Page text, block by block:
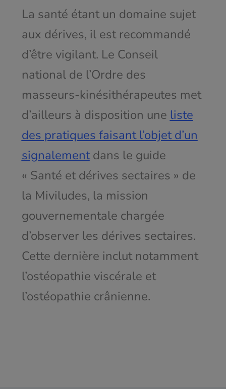
La santé étant un domaine sujet
aux dérives, il est recommandé
d’être vigilant. Le Conseil
national de l’Ordre des
masseurs-kinésithérapeutes met
d’ailleurs à disposition une liste
des pratiques faisant l’objet d’un
signalementdans le guide
« Santé et dérives sectaires » de
la Miviludes, la mission
gouvernementale chargée
d’observer les dérives sectaires.
Cette dernière inclut notamment
l’ostéopathie viscérale et
l’ostéopathie crânienne.